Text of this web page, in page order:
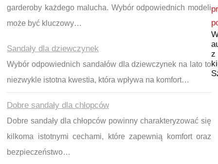
garderoby każdego malucha. Wybór odpowiednich modeli
może być kluczowy…
Sandały dla dziewczynek
Wybór odpowiednich sandałów dla dziewczynek na lato to
niezwykle istotna kwestia, która wpływa na komfort…
Dobre sandały dla chłopców
Dobre sandały dla chłopców powinny charakteryzować się
kilkoma istotnymi cechami, które zapewnią komfort oraz
bezpieczeństwo…
Nawigacja wpisu
z